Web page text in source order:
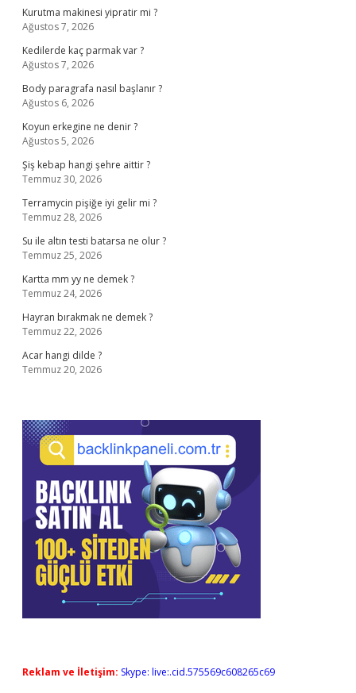
Kurutma makinesi yipratir mi ?
Ağustos 7, 2026
Kedilerde kaç parmak var ?
Ağustos 7, 2026
Body paragrafa nasıl başlanır ?
Ağustos 6, 2026
Koyun erkegine ne denir ?
Ağustos 5, 2026
Şiş kebap hangi şehre aittir ?
Temmuz 30, 2026
Terramycin pişiğe iyi gelir mi ?
Temmuz 28, 2026
Su ile altın testi batarsa ne olur ?
Temmuz 25, 2026
Kartta mm yy ne demek ?
Temmuz 24, 2026
Hayran bırakmak ne demek ?
Temmuz 22, 2026
Acar hangi dilde ?
Temmuz 20, 2026
Reklam ve İletişim: Skype: live:.cid.575569c608265c69